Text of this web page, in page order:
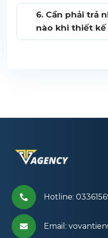
6. Cần phải trả
nào khi thiết kế
Hotline:
Email: